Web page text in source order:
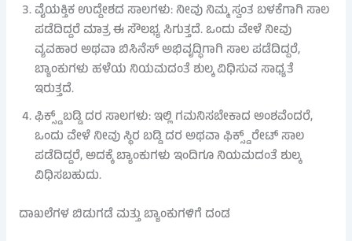
ವೈಯಕ್ತಿಕ ಉದ್ದೇಶದ ಸಾಲಗಳು: ನೀವು ನಿಮ್ಮ ಸ್ವಂತ ಬಳಕೆಗಾಗಿ ಸಾಲ
ಪಡೆದಿದ್ದರೆ ಮಾತ್ರ ಈ ಸೌಲಭ್ಯ ಸಿಗುತ್ತದೆ. ಒಂದು ವೇಳೆ ನೀವು
ವ್ಯವಹಾರ ಅಥವಾ ಬಿಸಿನೆಸ್ ಅಭಿವೃದ್ಧಿಗಾಗಿ ಸಾಲ ಪಡೆದಿದ್ದರೆ,
ಬ್ಯಾಂಕುಗಳು ಹಳೆಯ ನಿಯಮದಂತೆ ಶುಲ್ಕ ವಿಧಿಸುವ ಸಾಧ್ಯತೆ
ಇರುತ್ತದೆ.
ಫಿಕ್ಸ್ಡ್ ಬಡ್ಡಿ ದರ ಸಾಲಗಳು: ಇಲ್ಲಿ ಗಮನಿಸಬೇಕಾದ ಅಂಶವೆಂದರೆ,
ಒಂದು ವೇಳೆ ನೀವು ಸ್ಥಿರ ಬಡ್ಡಿ ದರ ಅಥವಾ ಫಿಕ್ಸ್ಡ್ ರೇಟ್ ಸಾಲ
ಪಡೆದಿದ್ದರೆ, ಅದಕ್ಕೆ ಬ್ಯಾಂಕುಗಳು ಇಂದಿಗೂ ನಿಯಮದಂತೆ ಶುಲ್ಕ
ವಿಧಿಸಬಹುದು.
ದಾಖಲೆಗಳ ಬಿಡುಗಡೆ ಮತ್ತು ಬ್ಯಾಂಕುಗಳಿಗೆ ದಂಡ